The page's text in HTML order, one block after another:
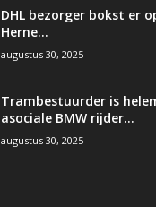
DHL bezorger bokst er
Herne…
augustus 30, 2025
Trambestuurder is
asociale BMW rijder…
augustus 30, 2025